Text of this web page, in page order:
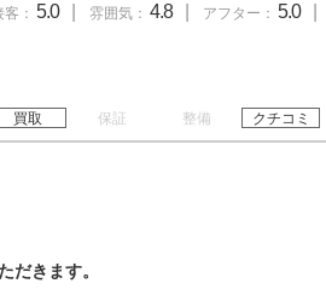
客： 5.0 雰囲気： 4.8 アフター： 5.0
買取 保証 整備 クチコミ
だきます。